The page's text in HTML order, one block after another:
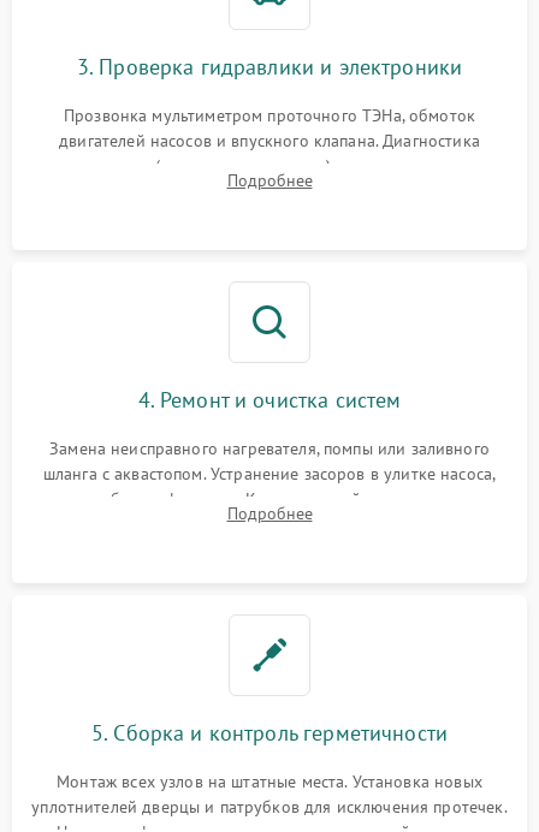
3. Проверка гидравлики и электроники
Прозвонка мультиметром проточного ТЭНа, обмоток
двигателей насосов и впускного клапана. Диагностика
прессостата (датчика уровня воды), датчика мутности,
концевика дверцы и электронного модуля управления.
Подробнее
4. Ремонт и очистка систем
Замена неисправного нагревателя, помпы или заливного
шланга с аквастопом. Устранение засоров в улитке насоса,
патрубках и фильтрах. Компонентный ремонт платы
управления, восстановление поврежденной проводки.
Подробнее
5. Сборка и контроль герметичности
Монтаж всех узлов на штатные места. Установка новых
уплотнителей дверцы и патрубков для исключения протечек.